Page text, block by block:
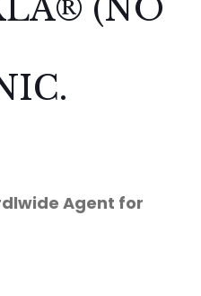
(NO
Agent for